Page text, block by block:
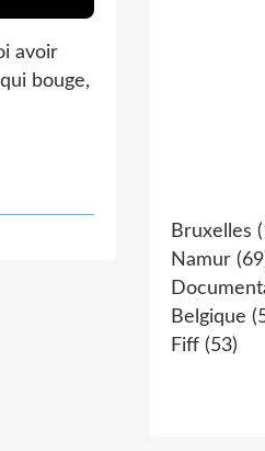
avoir
bouge,
Bruxelles
Namur
Belgique
Fiff (53)